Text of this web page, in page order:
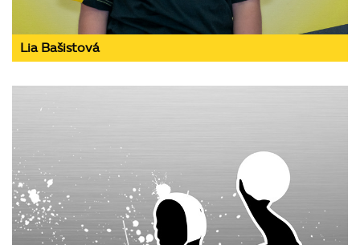
Lia Bašistová